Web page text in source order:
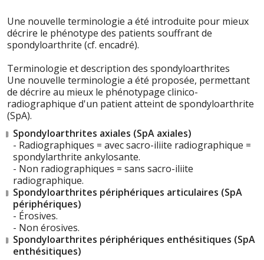
Une nouvelle terminologie a été introduite pour mieux
décrire le phénotype des patients souffrant de
spondyloarthrite (cf. encadré).
Terminologie et description des spondyloarthrites
Une nouvelle terminologie a été proposée, permettant
de décrire au mieux le phénotypage clinico-
radiographique d'un patient atteint de spondyloarthrite
(SpA).
Spondyloarthrites axiales (SpA axiales)
- Radiographiques = avec sacro-iliite radiographique =
spondylarthrite ankylosante.
- Non radiographiques = sans sacro-iliite
radiographique.
Spondyloarthrites périphériques articulaires (SpA
périphériques)
- Érosives.
- Non érosives.
Spondyloarthrites périphériques enthésitiques (SpA
enthésitiques)